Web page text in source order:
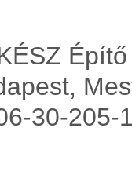
30-205-